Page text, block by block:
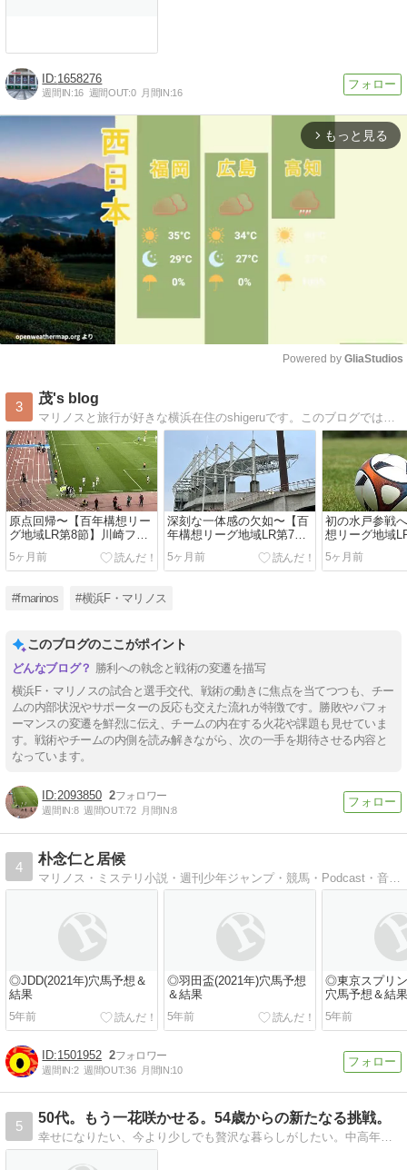
1658276
週間IN:16 週間OUT:0 月間IN:16
arrow_forward_ios もっと見る
Powered by GliaStudios
3
茂's blog
マリノスと旅行が好きな横浜在住のshigeruです。このブログでは、主にマリノスが好きな方のために少しでもお役に立てる情報をご提供させていただいております。
原点回帰〜【百年構想リー
グ地域LR第8節】川崎フロ
ンターレvs横浜F・マリノ
ス観戦記
5ヶ月前
深刻な一体感の欠如〜【百
年構想リーグ地域LR第7
節】水戸ホーリーホックvs
横浜F・マリノス観戦記
5ヶ月前
初の水戸参戦
想リーグ地域
戸ホーリーホ
F・マリノス戦
5ヶ月前
#fmarinos #横浜F・マリノス
このブログのここがポイント
勝利への執念と戦術の変遷を描写
横浜F・マリノスの試合と選手交代、戦術の動きに焦点を当てつつも、チー
ムの内部状況やサポーターの反応も交えた流れが特徴です。勝敗やパフォ
ーマンスの変遷を鮮烈に伝え、チームの内在する火花や課題も見せていま
す。戦術やチームの内側を読み解きながら、次の一手を期待させる内容と
なっています。
2093850 2
週間IN:8 週間OUT:72 月間IN:8
4
朴念仁と居候
◎JDD(2021年)穴馬予想＆
結果
5年前
◎羽田盃(2021年)穴馬予想
＆結果
5年前
◎東京スプリ
穴馬予想＆結果
5年前
1501952 2
週間IN:2 週間OUT:36 月間IN:10
5
50代。もう一花咲かせる。54歳からの新たなる挑戦。
幸せになりたい、今より少しでも贅沢な暮らしがしたい。中高年の皆様、私と一緒に頑張りませんか？少しづつ少しづつ。毎日のワクワクを求めて！ これからの私の…